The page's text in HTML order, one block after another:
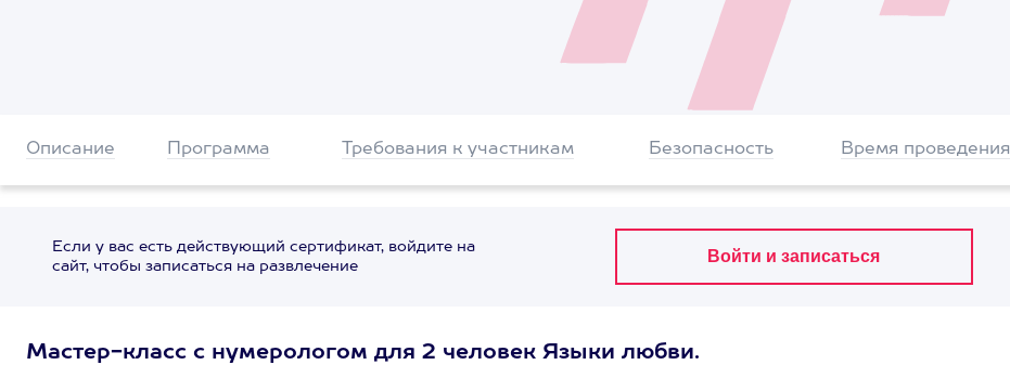
Описание Программа Требования к участникам Безопасность Время проведения
Если у вас есть действующий сертификат, войдите на
сайт, чтобы записаться на развлечение
Мастер-класс с нумерологом для 2 человек Языки любви.